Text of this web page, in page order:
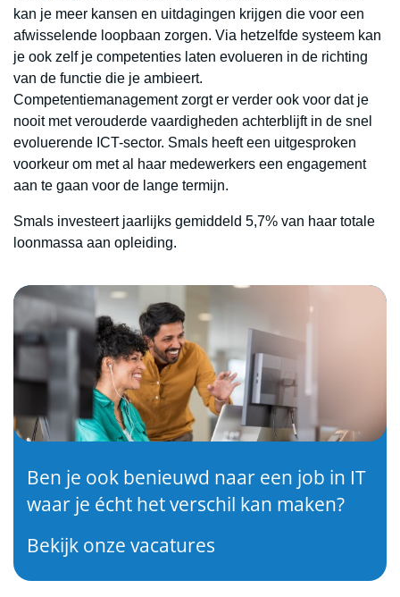
kan je meer kansen en uitdagingen krijgen die voor een
afwisselende loopbaan zorgen. Via hetzelfde systeem kan
je ook zelf je competenties laten evolueren in de richting
van de functie die je ambieert.
Competentiemanagement zorgt er verder ook voor dat je
nooit met verouderde vaardigheden achterblijft in de snel
evoluerende ICT-sector. Smals heeft een uitgesproken
voorkeur om met al haar medewerkers een engagement
aan te gaan voor de lange termijn.
Smals investeert jaarlijks gemiddeld 5,7% van haar totale
loonmassa aan opleiding.
Ben je ook benieuwd naar een job in IT
waar je écht het verschil kan maken?
Bekijk onze vacatures